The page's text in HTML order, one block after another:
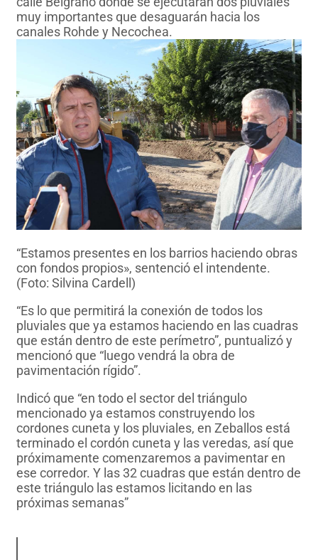
muy importantes que desaguarán hacia los
canales Rohde y Necochea.
“Estamos presentes en los barrios haciendo obras
con fondos propios», sentenció el intendente.
(Foto: Silvina Cardell)
“Es lo que permitirá la conexión de todos los
pluviales que ya estamos haciendo en las cuadras
que están dentro de este perímetro”, puntualizó y
mencionó que “luego vendrá la obra de
pavimentación rígido”.
Indicó que “en todo el sector del triángulo
mencionado ya estamos construyendo los
cordones cuneta y los pluviales, en Zeballos está
terminado el cordón cuneta y las veredas, así que
próximamente comenzaremos a pavimentar en
ese corredor. Y las 32 cuadras que están dentro de
este triángulo las estamos licitando en las
próximas semanas”